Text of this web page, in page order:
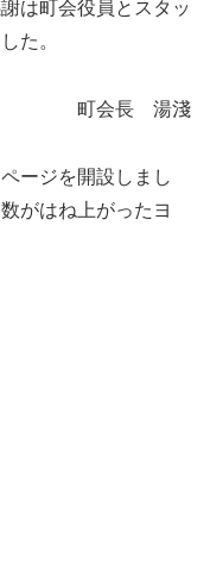
は町会役員とスタッ
た。
町会長 湯淺
ージを開設しまし
がはね上がったヨ